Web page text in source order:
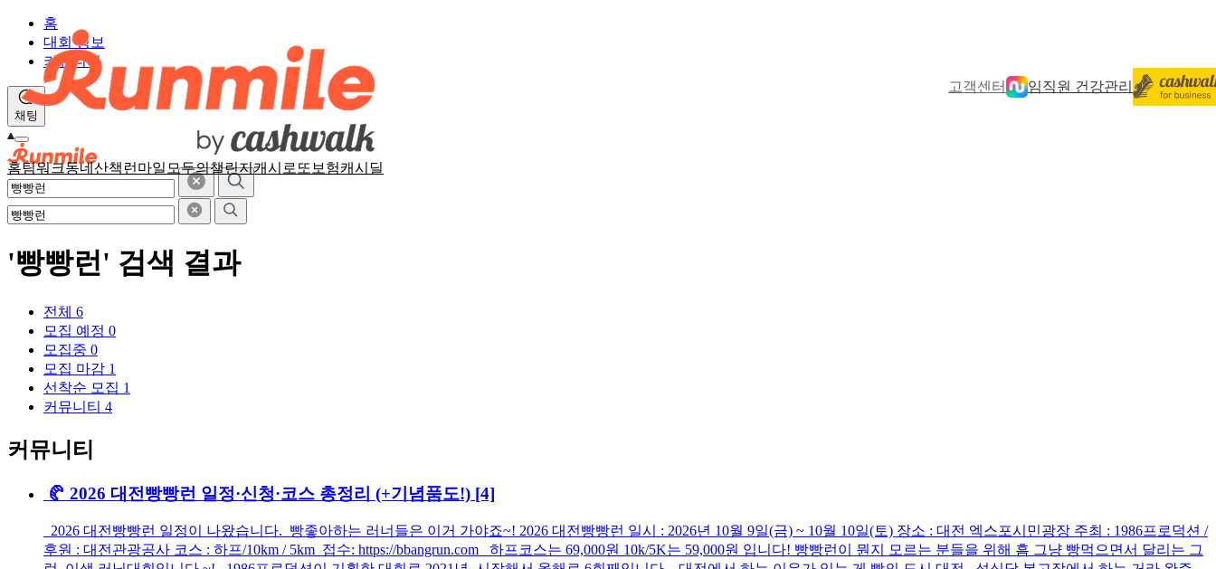
고객센터 임직원 건강관리
홈팀워크동네산책 런마일 모두의챌린지캐시로또 보험캐시딜
홈
대회 정보
커뮤니티
채팅
'빵빵런' 검색 결과
전체 6
모집 예정 0
모집중 0
모집 마감 1
선착순 모집 1
커뮤니티 4
커뮤니티
🥐 2026 대전빵빵런 일정·신청·코스 총정리 (+기념품도!) [4]
2026 대전빵빵런 일정이 나왔습니다. 빵좋아하는 러너들은 이거 가야죠~! 2026 대전빵빵런 일시 : 2026년 10월 9일(금) ~ 10월 10일(토) 장소 : 대전 엑스포시민광장 주최 : 1986프로덕션 /
후원 : 대전관광공사 코스 : 하프/10km / 5km 접수: https://bbangrun.com 하프코스는 69,000원 10k/5K는 59,000원 입니다! 빵빵런이 뭔지 모르는 분들을 위해 흠 그냥 빵먹으면서 달리는 그